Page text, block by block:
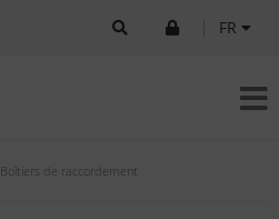
FR
Boîtiers de raccordement